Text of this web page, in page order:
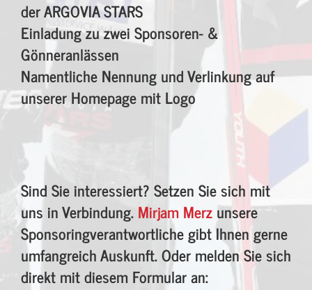
der ARGOVIA STARS
Einladung zu zwei Sponsoren- &
Gönneranlässen
Namentliche Nennung und Verlinkung auf
unserer Homepage mit Logo
Sind Sie interessiert? Setzen Sie sich mit
uns in Verbindung.Mirjam Merzunsere
Sponsoringverantwortliche gibt Ihnen gerne
umfangreich Auskunft. Oder melden Sie sich
direkt mit diesem Formular an: